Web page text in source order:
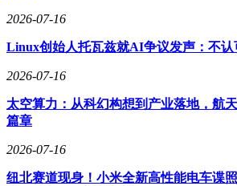
2026-07-16
Linux创始人托瓦兹就AI争议发声：不
2026-07-16
太空算力：从科幻构想到产业落地，航
篇章
2026-07-16
纽北赛道现身！小米全新高性能电车谍